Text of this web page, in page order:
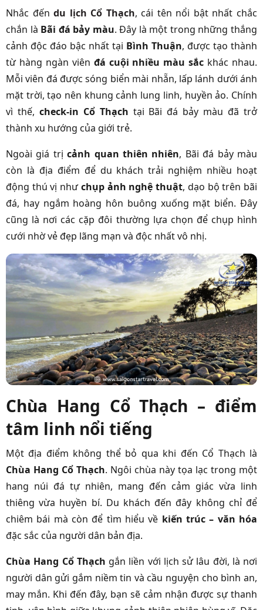
Nhắc đếndu lịch Cổ Thạch, cái tên nổi bật nhất chắc
chắn là Bãi đá bảy màu. Đây là một trong những thắng
cảnh độc đáo bậc nhất tại Bình Thuận, được tạo thành
từ hàng ngàn viên đá cuội nhiều màu sắc khác nhau.
Mỗi viên đá được sóng biển mài nhẵn, lấp lánh dưới ánh
mặt trời, tạo nên khung cảnh lung linh, huyền ảo. Chính
vì thế, check-in Cổ Thạch tại Bãi đá bảy màu đã trở
thành xu hướng của giới trẻ.
Ngoài giá trịcảnh quan thiên nhiên, Bãi đá bảy màu
còn là địa điểm để du khách trải nghiệm nhiều hoạt
động thú vị nhưchụp ảnh nghệ thuật, dạo bộ trên bãi
đá, hay ngắm hoàng hôn buông xuống mặt biển. Đây
cũng là nơi các cặp đôi thường lựa chọn để chụp hình
cưới nhờ vẻ đẹp lãng mạn và độc nhất vô nhị.
Chùa Hang Cổ Thạch – điểm
tâm linh nổi tiếng
Một địa điểm không thể bỏ qua khi đến Cổ Thạch là
Chùa Hang Cổ Thạch. Ngôi chùa này tọa lạc trong một
hang núi đá tự nhiên, mang đến cảm giác vừa linh
thiêng vừa huyền bí. Du khách đến đây không chỉ để
chiêm bái mà còn để tìm hiểu về kiến trúc – văn hóa
đặc sắc của người dân bản địa.
Chùa Hang Cổ Thạch gắn liền với lịch sử lâu đời, là nơi
người dân gửi gắm niềm tin và cầu nguyện cho bình an,
may mắn. Khi đến đây, bạn sẽ cảm nhận được sự thanh